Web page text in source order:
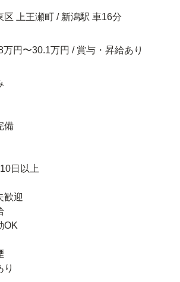
区 上王瀬町 / 新潟駅 車16分
万円〜30.1万円 / 賞与・昇給あり
備
日以上
歓迎
OK
り